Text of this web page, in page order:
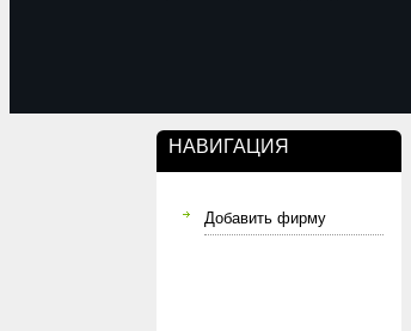
НАВИГАЦИЯ
Добавить фирму